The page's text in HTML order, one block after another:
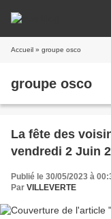
Accueil » groupe osco
groupe osco
La fête des
vendredi 2 Juin
Publié le 30/05/2023 à
Par VILLEVERTE